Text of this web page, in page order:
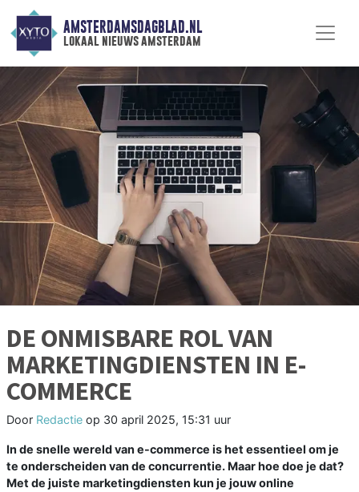
AMSTERDAMSDAGBLAD.NL
lokaal nieuws amsterdam
DE ONMISBARE ROL VAN
MARKETINGDIENSTEN IN E-
COMMERCE
Door Redactie op 30 april 2025, 15:31 uur
In de snelle wereld van e-commerce is het essentieel om je
te onderscheiden van de concurrentie. Maar hoe doe je dat?
Met de juiste marketingdiensten kun je jouw online